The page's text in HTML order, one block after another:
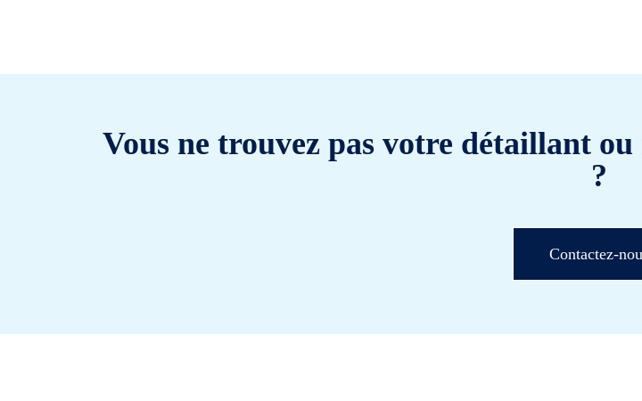
Vous ne trouvez pas votre détaillant
?
Contactez-